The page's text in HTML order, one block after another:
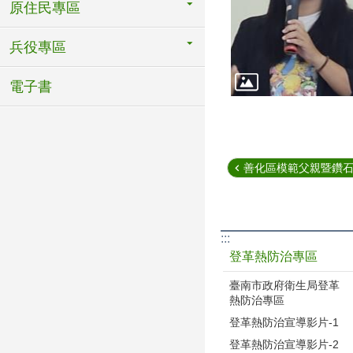
原住民專區
兵役專區
電子書
善化區模範父親暨鑽
:::
登革熱防治專區
臺南市政府衛生局登革
熱防治專區
登革熱防治宣導影片-1
登革熱防治宣導影片-2